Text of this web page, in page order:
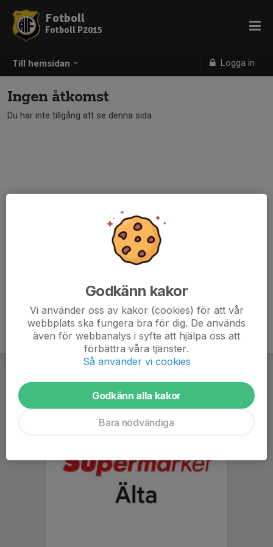
Till hemsidan Logga in
Fotboll
Fotboll P2015
Ingen åtkomst
Du har inte tillgång att se denna sida.
Godkänn kakor
Vi använder oss av kakor (cookies) för att vår
webbplats ska fungera bra för dig. De används
även för webbanalys i syfte att hjälpa oss att
förbättra våra tjänster.
Så använder vi cookies
Godkänn alla kakor
Bara nödvändiga